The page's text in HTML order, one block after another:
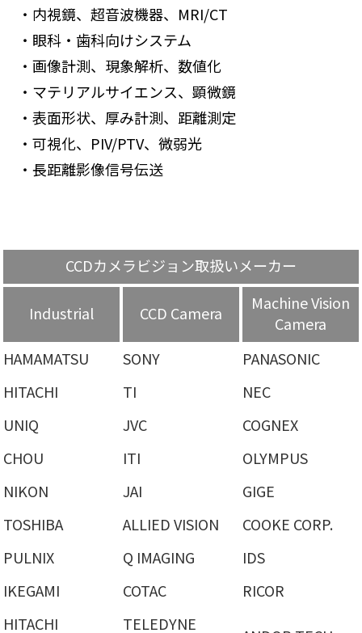
・内視鏡、超音波機器、MRI/CT
・眼科・歯科向けシステム
・画像計測、現象解析、数値化
・マテリアルサイエンス、顕微鏡
・表面形状、厚み計測、距離測定
・可視化、PIV/PTV、微弱光
・長距離影像信号伝送
CCDカメラビジョン取扱いメーカー
Industrial CCD Camera
Machine Vision
Camera
HAMAMATSU
SONY
PANASONIC
HITACHI
TI
NEC
UNIQ
JVC
COGNEX
CHOU
ITI
OLYMPUS
NIKON
JAI
GIGE
TOSHIBA
ALLIED VISION
COOKE CORP.
PULNIX
Q IMAGING
IDS
IKEGAMI
COTAC
RICOR
HITACHI
TELEDYNE